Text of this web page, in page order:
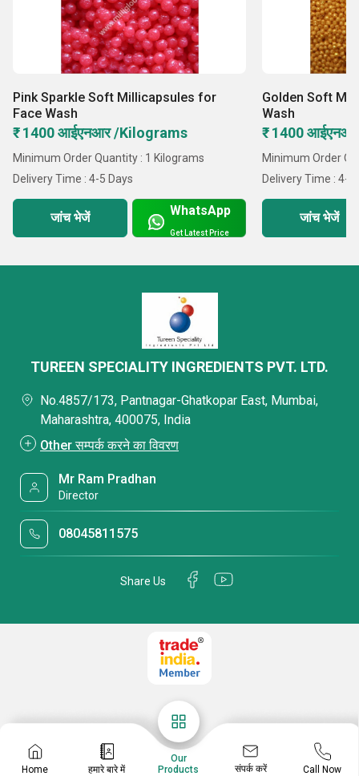
Pink Sparkle Soft Millicapsules for
Face Wash
₹ 1400 आईएनआर /Kilograms
Minimum Order Quantity : 1 Kilograms
Delivery Time : 4-5 Days
जांच भेजें WhatsApp
Get Latest Price
Golden Soft
Wash
₹ 1400
Minimum Order
Delivery Time : 4-5
जांच भेजें
Home हमारे बारे में
Our
Products
संपर्क करें Call Now
TUREEN SPECIALITY INGREDIENTS PVT. LTD.
No.4857/173, Pantnagar-Ghatkopar East, Mumbai,
Maharashtra, 400075, India
Other सम्पर्क करने का विवरण
Mr Ram Pradhan
Director
08045811575
Share Us